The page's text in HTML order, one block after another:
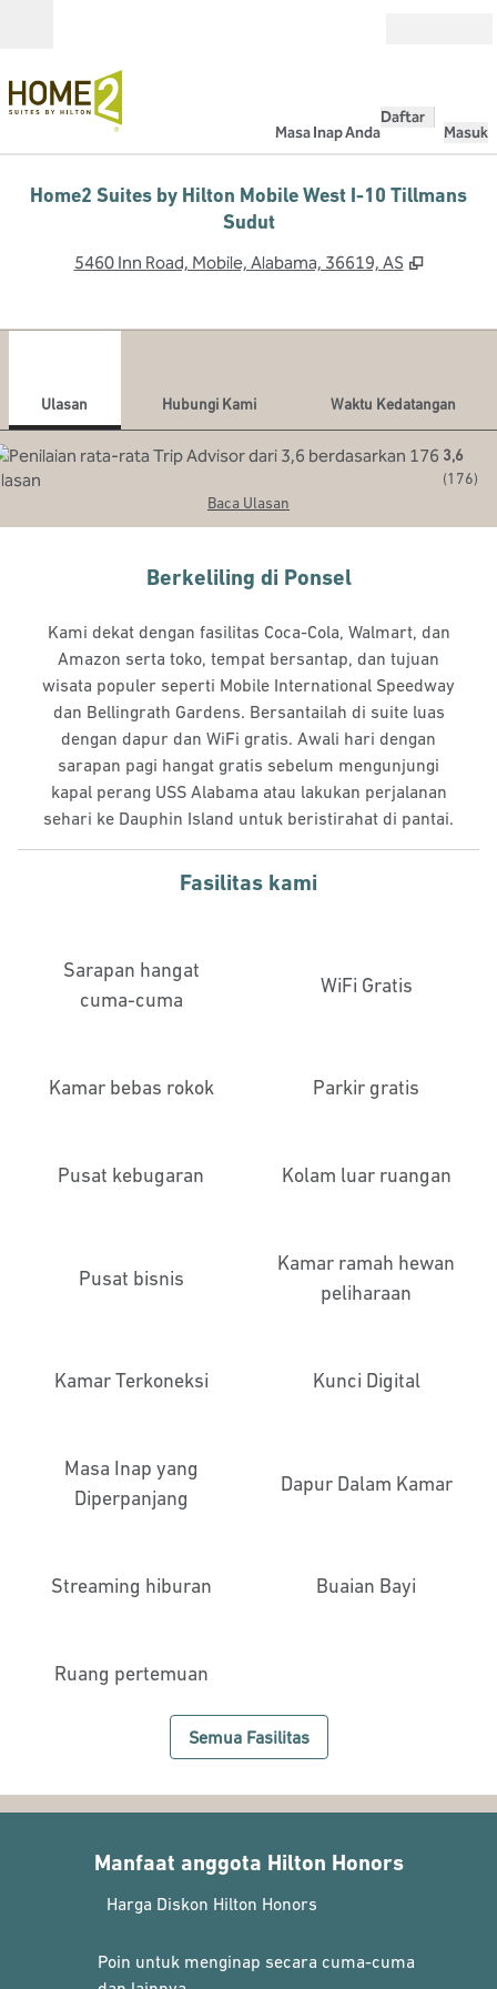
Masa Inap Anda
Daftar
Masuk
Home2 Suites by Hilton Mobile West I-10 Tillmans
Sudut
5460 Inn Road, Mobile, Alabama, 36619, AS ,
Ulasan Hubungi Kami
Waktu Kedatangan
3,6
(176)
Baca Ulasan
Berkeliling di Ponsel
Kami dekat dengan fasilitas Coca-Cola, Walmart, dan
Amazon serta toko, tempat bersantap, dan tujuan
wisata populer seperti Mobile International Speedway
dan Bellingrath Gardens. Bersantailah di suite luas
dengan dapur dan WiFi gratis. Awali hari dengan
sarapan pagi hangat gratis sebelum mengunjungi
kapal perang USS Alabama atau lakukan perjalanan
sehari ke Dauphin Island untuk beristirahat di pantai.
Fasilitas kami
Sarapan hangat
cuma-cuma
WiFi Gratis
Kamar bebas rokok Parkir gratis
Pusat kebugaran Kolam luar ruangan
Pusat bisnis
Kamar ramah hewan
peliharaan
Kamar Terkoneksi Kunci Digital
Masa Inap yang
Diperpanjang
Dapur Dalam Kamar
Streaming hiburan Buaian Bayi
Ruang pertemuan
Semua Fasilitas
Manfaat anggota Hilton Honors
Harga Diskon Hilton Honors
Poin untuk menginap secara cuma-cuma